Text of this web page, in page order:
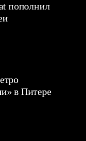
пополнил
в Питере